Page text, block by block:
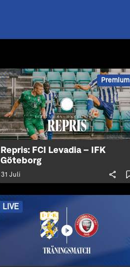
Premium
Repris: FCI Levadia – IFK
Göteborg
31 Juli
LIVE